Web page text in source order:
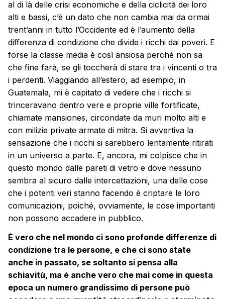
al di là delle crisi economiche e della ciclicità dei loro
alti e bassi, c’è un dato che non cambia mai da ormai
trent’anni in tutto l’Occidente ed è l’aumento della
differenza di condizione che divide i ricchi dai poveri. E
forse la classe media è così ansiosa perchè non sa
che fine farà, se gli toccherà di stare tra i vincenti o tra
i perdenti. Viaggiando all’estero, ad esempio, in
Guatemala, mi è capitato di vedere che i ricchi si
trinceravano dentro vere e proprie ville fortificate,
chiamate mansiones, circondate da muri molto alti e
con milizie private armate di mitra. Si avvertiva la
sensazione che i ricchi si sarebbero lentamente ritirati
in un universo a parte. E, ancora, mi colpisce che in
questo mondo dalle pareti di vetro e dove nessuno
sembra al sicuro dalle intercettazioni, una delle cose
che i potenti veri stanno facendo è criptare le loro
comunicazioni, poiché, ovviamente, le cose importanti
non possono accadere in pubblico.
È vero che nel mondo ci sono profonde differenze di
condizione tra le persone, e che ci sono state
anche in passato, se soltanto si pensa alla
schiavitù, ma è anche vero che mai come in questa
epoca un numero grandissimo di persone può